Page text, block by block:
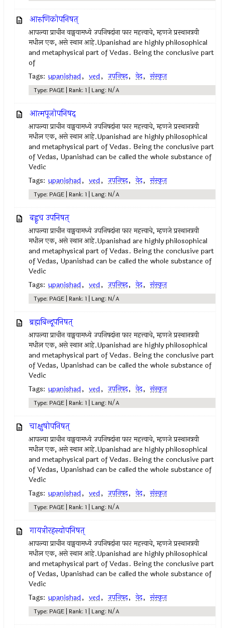
आरुणिकोपनिषत्
आपल्या प्राचीन वाङ्मयामध्ये उपनिषदांना फार महत्त्वाचे, म्हणजे प्रस्थानत्रयी
मधील एक, असे स्थान आहे.Upanishad are highly philosophical
and metaphysical part of Vedas. Being the conclusive part
of
Tags: upanishad, ved, उपनिषद‌, वेद, संस्कृत
Type: PAGE | Rank: 1 | Lang: N/A
आत्मपूजोपनिषद्
आपल्या प्राचीन वाङ्मयामध्ये उपनिषदांना फार महत्त्वाचे, म्हणजे प्रस्थानत्रयी
मधील एक, असे स्थान आहे.Upanishad are highly philosophical
and metaphysical part of Vedas. Being the conclusive part
of Vedas, Upanishad can be called the whole substance of
Vedic
Tags: upanishad, ved, उपनिषद‌, वेद, संस्कृत
Type: PAGE | Rank: 1 | Lang: N/A
बह्वृच उपनिषत्
आपल्या प्राचीन वाङ्मयामध्ये उपनिषदांना फार महत्त्वाचे, म्हणजे प्रस्थानत्रयी
मधील एक, असे स्थान आहे.Upanishad are highly philosophical
and metaphysical part of Vedas. Being the conclusive part
of Vedas, Upanishad can be called the whole substance of
Vedic
Tags: upanishad, ved, उपनिषद‌, वेद, संस्कृत
Type: PAGE | Rank: 1 | Lang: N/A
ब्रह्मबिन्दूपनिषत्
आपल्या प्राचीन वाङ्मयामध्ये उपनिषदांना फार महत्त्वाचे, म्हणजे प्रस्थानत्रयी
मधील एक, असे स्थान आहे.Upanishad are highly philosophical
and metaphysical part of Vedas. Being the conclusive part
of Vedas, Upanishad can be called the whole substance of
Vedic
Tags: upanishad, ved, उपनिषद‌, वेद, संस्कृत
Type: PAGE | Rank: 1 | Lang: N/A
चाक्षुषोपनिषत्
आपल्या प्राचीन वाङ्मयामध्ये उपनिषदांना फार महत्त्वाचे, म्हणजे प्रस्थानत्रयी
मधील एक, असे स्थान आहे.Upanishad are highly philosophical
and metaphysical part of Vedas. Being the conclusive part
of Vedas, Upanishad can be called the whole substance of
Vedic
Tags: upanishad, ved, उपनिषद‌, वेद, संस्कृत
Type: PAGE | Rank: 1 | Lang: N/A
गायत्रीरहस्योपनिषत्
आपल्या प्राचीन वाङ्मयामध्ये उपनिषदांना फार महत्त्वाचे, म्हणजे प्रस्थानत्रयी
मधील एक, असे स्थान आहे.Upanishad are highly philosophical
and metaphysical part of Vedas. Being the conclusive part
of Vedas, Upanishad can be called the whole substance of
Vedic
Tags: upanishad, ved, उपनिषद‌, वेद, संस्कृत
Type: PAGE | Rank: 1 | Lang: N/A